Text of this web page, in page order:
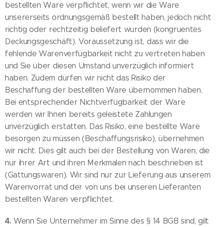
bestellten Ware verpflichtet, wenn wir die Ware
unsererseits ordnungsgemäß bestellt haben, jedoch nicht
richtig oder rechtzeitig beliefert wurden (kongruentes
Deckungsgeschäft). Voraussetzung ist, dass wir die
fehlende Warenverfügbarkeit nicht zu vertreten haben
und Sie über diesen Umstand unverzüglich informiert
haben. Zudem dürfen wir nicht das Risiko der
Beschaffung der bestellten Ware übernommen haben.
Bei entsprechender Nichtverfügbarkeit der Ware
werden wir Ihnen bereits geleistete Zahlungen
unverzüglich erstatten. Das Risiko, eine bestellte Ware
besorgen zu müssen (Beschaffungsrisiko), übernehmen
wir nicht. Dies gilt auch bei der Bestellung von Waren, die
nur ihrer Art und ihren Merkmalen nach beschrieben ist
(Gattungswaren). Wir sind nur zur Lieferung aus unserem
Warenvorrat und der von uns bei unseren Lieferanten
bestellten Waren verpflichtet.
4. Wenn Sie Unternehmer im Sinne des § 14 BGB sind, gilt